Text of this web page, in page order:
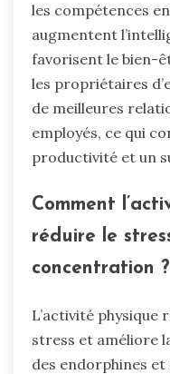
les compétences
augmentent
favorisent le bien-
les propriétaires
de meilleures
employés, ce qui
productivité et un
Comment
réduire le
concentration ?
L’activité
stress et améliore
des endorphines et